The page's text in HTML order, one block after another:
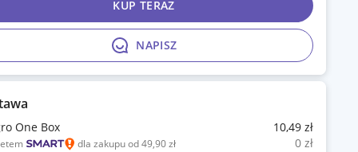
NAPISZ
KUP TERAZ
One Box 10,49 zł
dla zakupu od 49,90 zł 0 zł